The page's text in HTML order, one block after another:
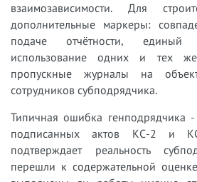
взаимозависимости. Для
дополнительные маркеры:
подаче отчётности, единый
использование одних и тех
пропускные журналы на
сотрудников субподрядчика.
Типичная ошибка генподрядчика -
подписанных актов КС-2 и
подтверждает реальность
перешли к содержательной